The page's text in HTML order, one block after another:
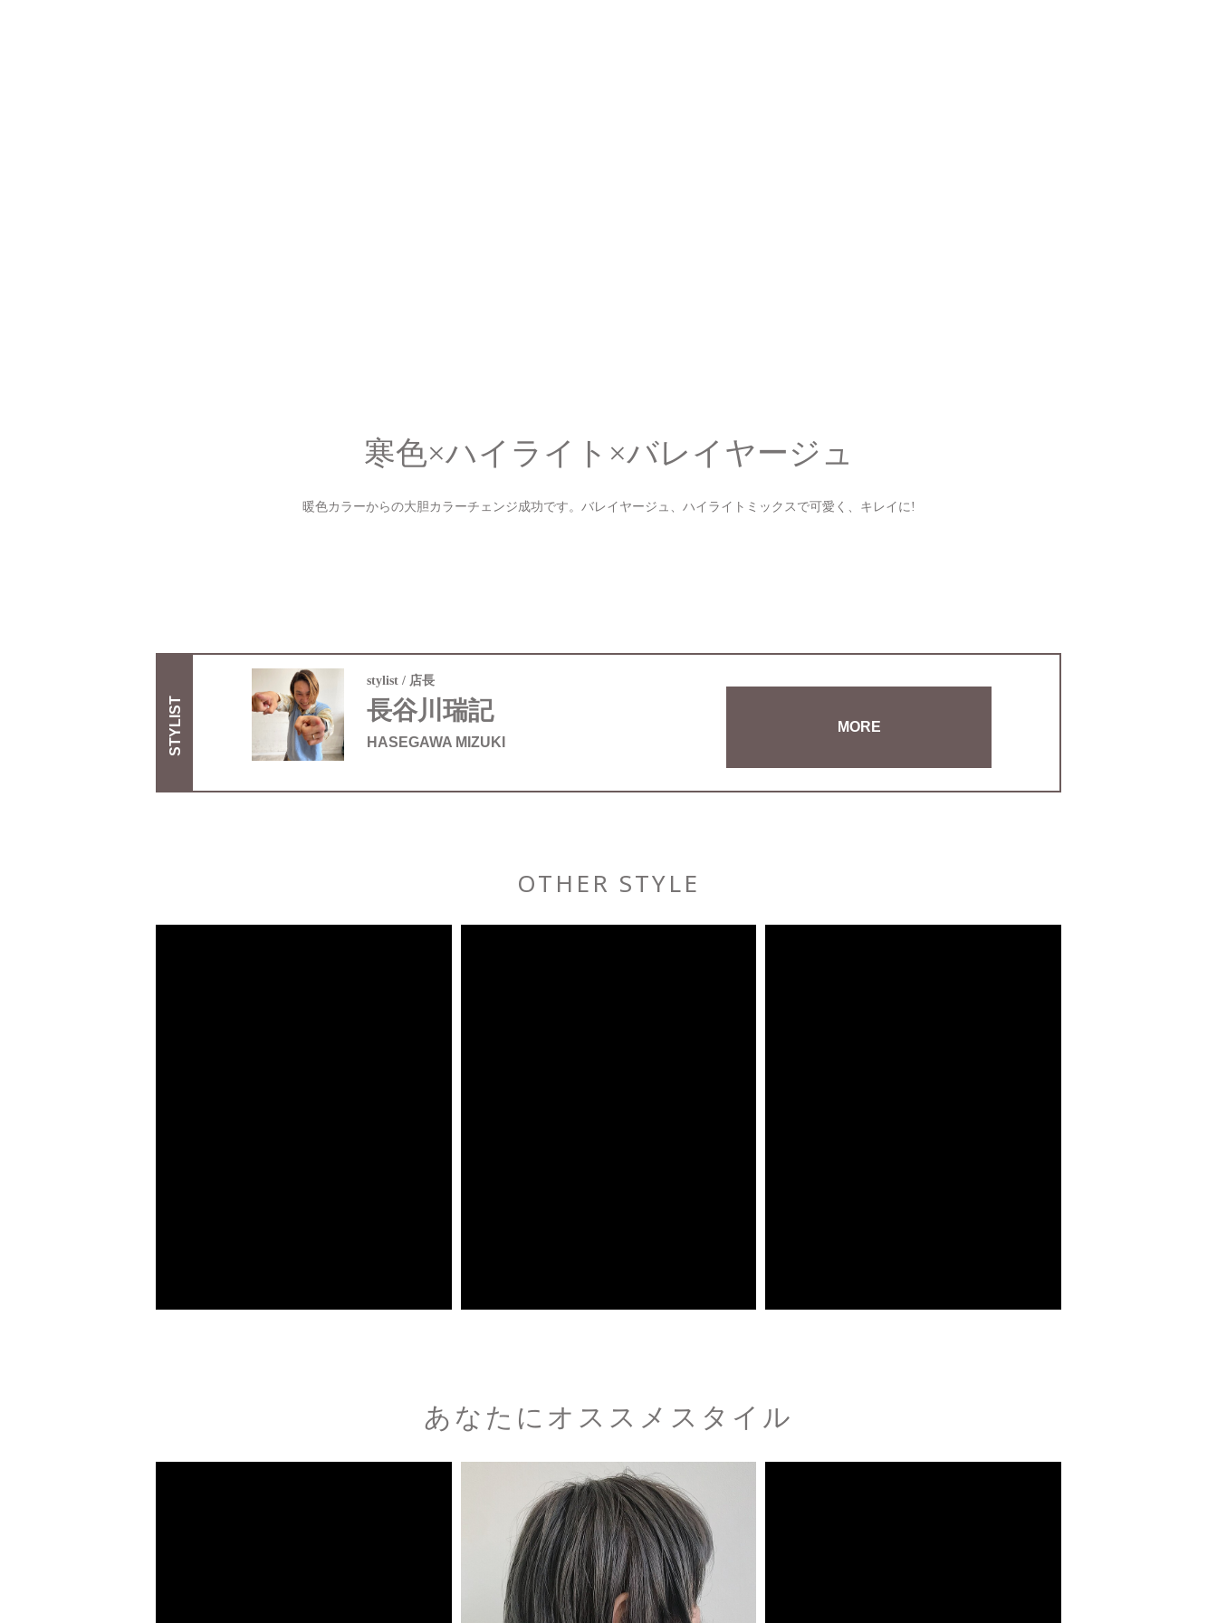
寒色×ハイライト×バレイヤージュ
暖色カラーからの大胆カラーチェンジ成功です。バレイヤージュ、ハイライトミックスで可愛く、キレイに!
STYLIST
stylist 店長
長谷川瑞記
HASEGAWA MIZUKI
MORE
OTHER STYLE
あなたにオススメスタイル